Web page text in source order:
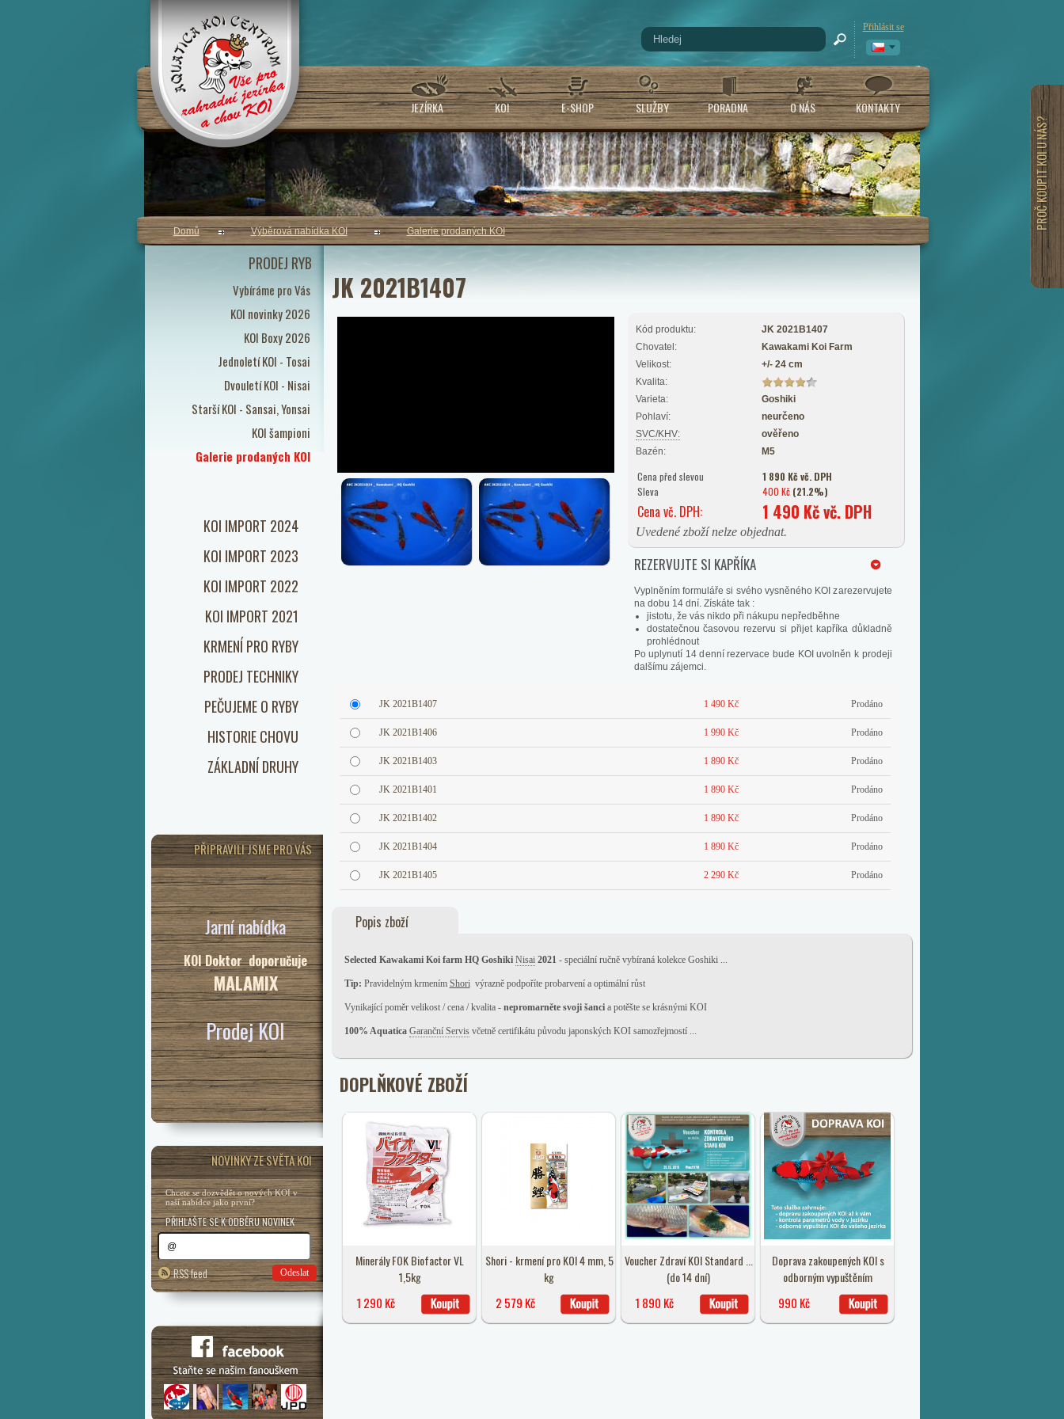
Přihlásit se
JEZÍRKA KOI E-SHOP SLUŽBY PORADNA O NÁS KONTAKTY
PRODEJ RYB
Vybíráme pro Vás
KOI novinky 2026
KOI Boxy 2026
Jednoletí KOI - Tosai
Dvouletí KOI - Nisai
Starší KOI - Sansai, Yonsai
KOI šampioni
Galerie prodaných KOI
KOI IMPORT 2024
KOI IMPORT 2023
KOI IMPORT 2022
KOI IMPORT 2021
KRMENÍ PRO RYBY
PRODEJ TECHNIKY
PEČUJEME O RYBY
HISTORIE CHOVU
ZÁKLADNÍ DRUHY
PROČ KOUPIT KOI U NÁS?
PŘIPRAVILI JSME PRO VÁS
Jarní nabídka
KOI Doktor doporučuje
MALAMIX
Prodej KOI
NOVINKY ZE SVĚTA KOI
Chcete se dozvědět o nových KOI v
naší nabídce jako první?
PŘIHLAŠTE SE K ODBĚRU NOVINEK
RSS feed Odeslat
Domů Výběrová nabídka KOI Galerie prodaných KOI
JK 2021B1407
Kód produktu:
JK 2021B1407
Chovatel:
Kawakami Koi Farm
Velikost:
+/- 24 cm
Kvalita:
Varieta:
Goshiki
Pohlaví:
neurčeno
SVC/KHV:
ověřeno
Bazén:
M5
Cena před slevou
1 890 Kč vč. DPH
Sleva
400 Kč(21.2%)
Cena vč. DPH: 1 490 Kč vč. DPH
Uvedené zboží nelze objednat.
REZERVUJTE SI KAPŘÍKA
Vyplněním formuláře si svého vysněného KOI zarezervujete
na dobu 14 dní. Získáte tak :
jistotu, že vás nikdo při nákupu nepředběhne
dostatečnou časovou rezervu si přijet kapříka důkladně
prohlédnout
Po uplynutí 14 denní rezervace bude KOI uvolněn k prodeji
dalšímu zájemci.
JK 2021B1407 1 490 Kč Prodáno
JK 2021B1406 1 990 Kč Prodáno
JK 2021B1403 1 890 Kč Prodáno
JK 2021B1401 1 890 Kč Prodáno
JK 2021B1402 1 890 Kč Prodáno
JK 2021B1404 1 890 Kč Prodáno
JK 2021B1405 2 290 Kč Prodáno
Popis zboží
Selected Kawakami Koi farm HQ Goshiki Nisai2021- speciální ručně vybíraná kolekce Goshiki ...
Tip: Pravidelným krmením Shorivýrazně podpoříte probarvení a optimální růst
Vynikající poměr velikost / cena / kvalita - nepromarněte svoji šancia potěšte se krásnými KOI
100% Aquatica Garanční Servisvčetně certifikátu původu japonských KOI samozřejmostí ...
DOPLŇKOVÉ ZBOŽÍ
Minerály FOK Biofactor VL
1,5kg
1 290 Kč
Shori - krmení pro KOI 4 mm, 5
kg
2 579 Kč
Voucher Zdraví KOI Standard ...
(do 14 dní)
1 890 Kč
Doprava zakoupených KOI s
odborným vypuštěním
990 Kč